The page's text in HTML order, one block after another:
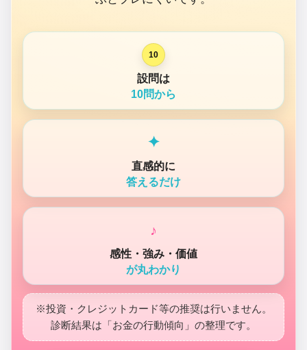
10
設問は
10問から
✦
直感的に
答えるだけ
♪
感性・強み・価値
が丸わかり
※投資・クレジットカード等の推奨は行いません。
診断結果は「お金の行動傾向」の整理です。